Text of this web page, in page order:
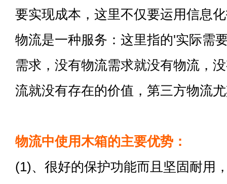
要实现成本，这里不仅要运用信息
物流是一种服务：这里指的'实际需
需求，没有物流需求就没有物流，
流就没有存在的价值，第三方物流
物流中使用木箱的主要优势：
(1)、很好的保护功能而且坚固耐用